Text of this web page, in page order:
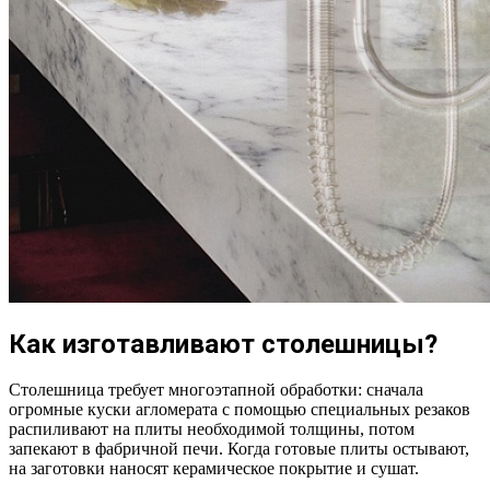
Как изготавливают столешницы?
Столешница требует многоэтапной обработки: сначала
огромные куски агломерата с помощью специальных резаков
распиливают на плиты необходимой толщины, потом
запекают в фабричной печи. Когда готовые плиты остывают,
на заготовки наносят керамическое покрытие и сушат.